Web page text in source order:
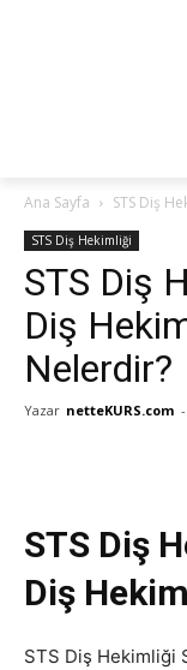
Ana Sayfa STS Diş
STS Diş Hekimliği
STS Diş
Diş
Nelerdir?
Yazar netteKURS.com -
STS Diş
Diş
STS Diş Hekimliği